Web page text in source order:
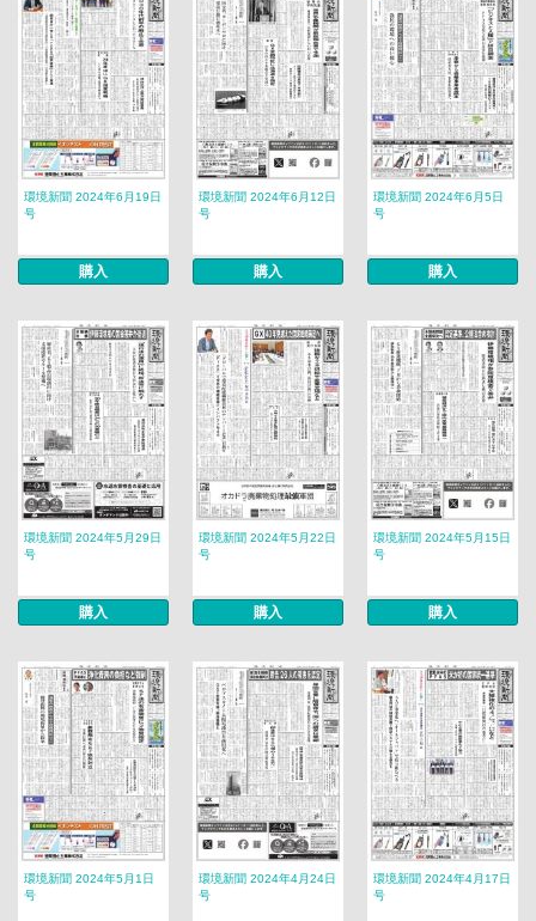
環境新聞 2024年6月19日
号
購入
環境新聞 2024年6月12日
号
購入
環境新聞 2024年6月5日
号
購入
環境新聞 2024年5月29日
号
購入
環境新聞 2024年5月22日
号
購入
環境新聞 2024年5月15日
号
購入
環境新聞 2024年5月1日
号
環境新聞 2024年4月24日
号
環境新聞 2024年4月17日
号